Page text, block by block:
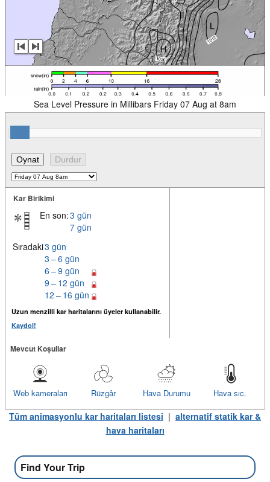
Sea Level Pressure in Millibars Friday 07 Aug at 8am
Kar Birikimi
En son:3 gün
7 gün
Sıradaki3 gün
3 – 6 gün
6 – 9 gün
9 – 12 gün
12 – 16 gün
Uzun menzilli kar haritalarını üyeler kullanabilir.
Kaydol!
Mevcut Koşullar
Hava sıc.
Hava Durumu
Rüzgâr
Web kameraları
Tüm animasyonlu kar haritaları listesi | alternatif statik kar &
hava haritaları
Find Your Trip